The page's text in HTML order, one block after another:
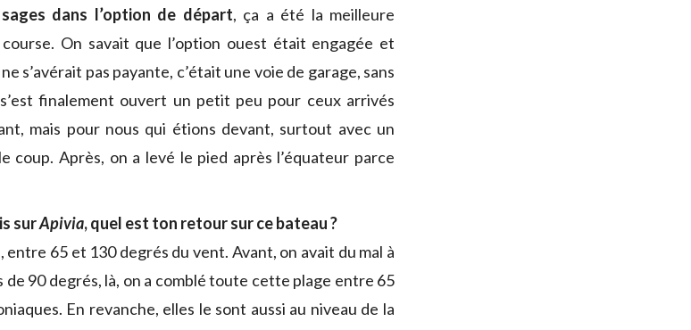
dans l’option de départ, ça a été la meilleure
On savait que l’option ouest était engagée et
s’avérait pas payante, c’était une voie de garage, sans
finalement ouvert un petit peu pour ceux arrivés
mais pour nous qui étions devant, surtout avec un
coup. Après, on a levé le pied après l’équateur parce
surApivia, quel est ton retour sur ce bateau ?
entre 65 et 130 degrés du vent. Avant, on avait du mal à
de 90 degrés, là, on a comblé toute cette plage entre 65
En revanche, elles le sont aussi au niveau de la